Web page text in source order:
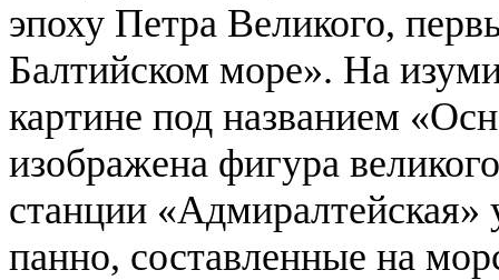
эпоху Петра Великого,
Балтийском море». На
картине под названием
изображена фигура
станции
панно, составленные на